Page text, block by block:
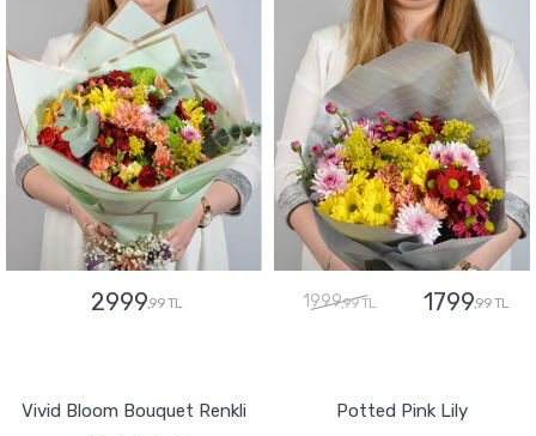
2999,99 TL 1999,99 TL 1799,99 TL
Vivid Bloom Bouquet Renkli
Potted Pink Lily